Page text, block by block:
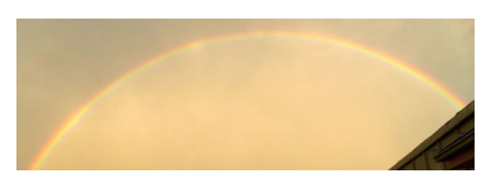
(Accesskey